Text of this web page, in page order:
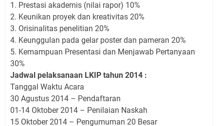
1. Prestasi akademis (nilai rapor) 10%
2. Keunikan proyek dan kreativitas 20%
3. Orisinalitas penelitian 20%
4. Keunggulan pada gelar poster dan pameran 20%
5. Kemampuan Presentasi dan Menjawab Pertanyaan
30%
Jadwal pelaksanaan LKIP tahun 2014 :
Tanggal Waktu Acara
30 Agustus 2014 – Pendaftaran
01-14 Oktober 2014 – Penilaian Naskah
15 Oktober 2014 – Pengumuman 20 Besar